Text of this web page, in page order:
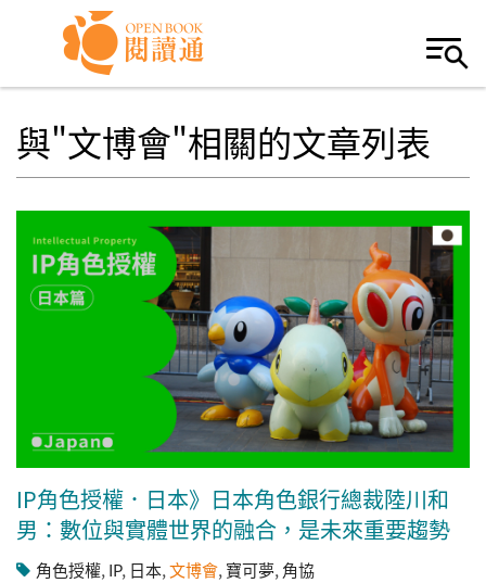
Skip to navigation
移至主內容
與"文博會"相關的文章列表
IP角色授權．日本》日本角色銀行總裁陸川和
男：數位與實體世界的融合，是未來重要趨勢
角色授權, IP, 日本,文博會, 寶可夢, 角協